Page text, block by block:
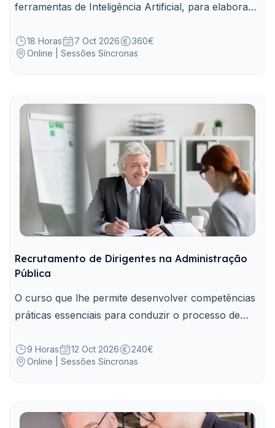
ferramentas de Inteligência Artificial, para elaborar
atividades.
18 Horas 7 Oct 2026
360€
Online | Sessões Síncronas
Recrutamento de Dirigentes na Administração
Pública
O curso que lhe permite desenvolver competências
práticas essenciais para conduzir o processo de
Pública.
9 Horas 12 Oct 2026
240€
Online | Sessões Síncronas